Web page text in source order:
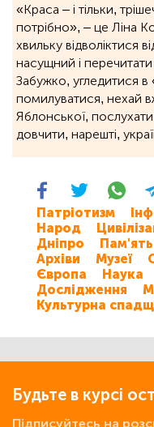
«Краса – і тільки,
потрібно», ‒ це Ліна
хвильку відволіктися
насущний і
Забужко, угледитися в
помилуватися, нехай
Яблонської,
довчити, нарешті,
Патріотизм
Народ
Дніпро
Пам'ять
Архіви
Музеї
Європа
Наука
Дослідження
Культурна
Будьте в курсі
Підписуйтесь на